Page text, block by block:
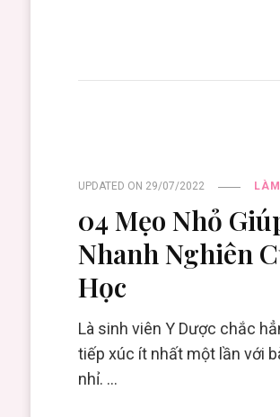
UPDATED ON 29/07/2022
04 Mẹo Nhỏ
Nhanh Nghiên
Học
Là sinh viên Y Dược chắc
tiếp xúc ít nhất một lần với
nhỉ. …